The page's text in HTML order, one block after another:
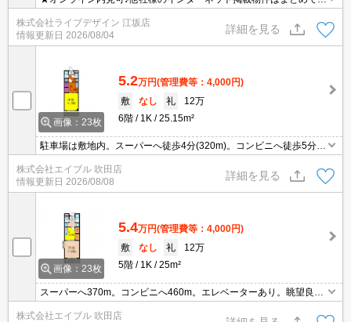
案内可能です！
株式会社ライブデザイン 江坂店
情報更新日 2026/08/04
詳細を見る
画像：23枚
5.2万円(管理費等：4,000円)
敷
なし 礼
12万
6階
1K 25.15m²
駐車場は敷地内。スーパーへ徒歩4分(320m)。コンビニへ徒歩5分(4
00m)。
株式会社エイブル 吹田店
情報更新日 2026/08/08
詳細を見る
画像：23枚
5.4万円(管理費等：4,000円)
敷
なし 礼
12万
5階
1K 25m²
スーパーへ370m。コンビニへ460m。エレベーターあり。眺望良
好。
株式会社エイブル 吹田店